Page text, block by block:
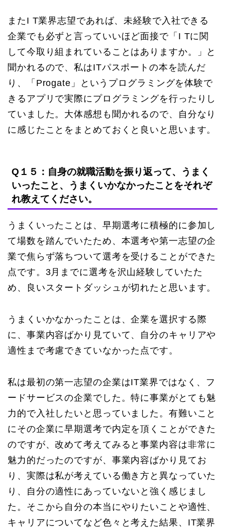
またI T業界志望であれば、未経験で入社できる
企業でも必ずと言っていいほど面接で「I Tに関
して今取り組まれていることはありますか。」と
聞かれるので、私はITパスポートの本を読んだ
り、「Progate」というプログラミングを体験で
きるアプリで実際にプログラミングを行ったりし
ていました。大体感想も聞かれるので、自分なり
に感じたことをまとめておくと良いと思います。
Q１５：自身の就職活動を振り返って、うまく
いったこと、うまくいかなかったことをそれぞ
れ教えてください。
うまくいったことは、早期選考に積極的に参加し
て場数を踏んでいたため、本選考や第一志望の企
業で焦らず落ちついて選考を受けることができた
点です。3月までに選考を沢山経験していたた
め、良いスタートダッシュが切れたと思います。
うまくいかなかったことは、企業を選択する際
に、事業内容ばかり見ていて、自分のキャリアや
適性まで考慮できていなかった点です。
私は最初の第一志望の企業はIT業界ではなく、フ
ードサービスの企業でした。特に事業がとても魅
力的で入社したいと思っていました。有難いこと
にその企業に早期選考で内定を頂くことができた
のですが、改めて考えてみると事業内容は非常に
魅力的だったのですが、事業内容ばかり見てお
り、実際は私が考えている働き方と異なっていた
り、自分の適性にあっていないと強く感じまし
た。そこから自分の本当にやりたいことや適性、
キャリアについてなど色々と考えた結果、IT業界